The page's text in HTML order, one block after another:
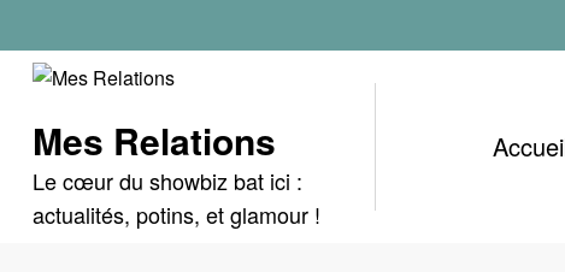
au
contenu
Mes Relations
Le cœur du showbiz bat ici :
actualités, potins, et glamour !